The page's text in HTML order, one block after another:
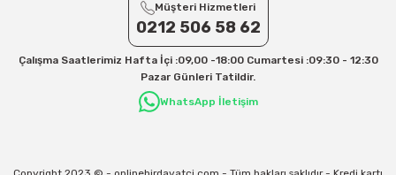
Müşteri Hizmetleri
0212 506 58 62
Çalışma Saatlerimiz Hafta İçi :09,00 -18:00 Cumartesi :09:30 - 12:30
Pazar Günleri Tatildir.
WhatsApp İletişim